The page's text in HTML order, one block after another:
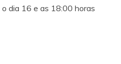
dia 16 e as 18:00 horas